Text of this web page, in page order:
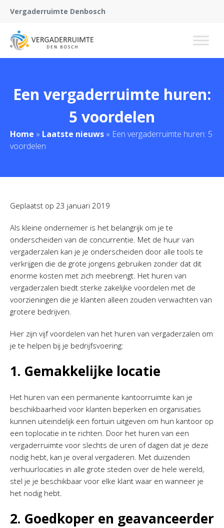
Vergaderruimte Denbosch
Een vergaderruimte huren:
5 voordelen
Home » Laatste nieuws » Een vergaderruimte huren: 5
voordelen
Geplaatst op 23 januari 2019
Als kleine ondernemer is het belangrijk om je te
onderscheiden van de concurrentie. Met de huur van
vergaderzalen kan je je onderscheiden door alle tools te
verkrijgen die de grote jongens gebruiken zonder dat dit
enorme kosten met zich meebrengt. Het huren van
vergaderzalen biedt sterke zakelijke voordelen met de
voorzieningen die je klanten alleen zouden verwachten van
grotere bedrijven.
Hier zijn vijf voordelen van het huren van vergaderzalen om
je te helpen bij je bedrijfsvoering:
1. Gemakkelijke locatie
Het huren van een permanente kantoorruimte kan je
beschikbaarheid voor klanten beperken en organisaties
kunnen uiteindelijk een fortuin uitgeven om hun kantoor op
een toplocatie in te richten. Door het huren van een
vergaderruimte voor slechts de uren of dagen dat je deze
nodig hebt, kan je overal vergaderen. Met duizenden
verhuurlocaties in alle grote steden over de hele wereld,
stel je je beschikbaar voor elke klant waar en wanneer je
het nodig hebt.
2. Goedkoper en geavanceerder